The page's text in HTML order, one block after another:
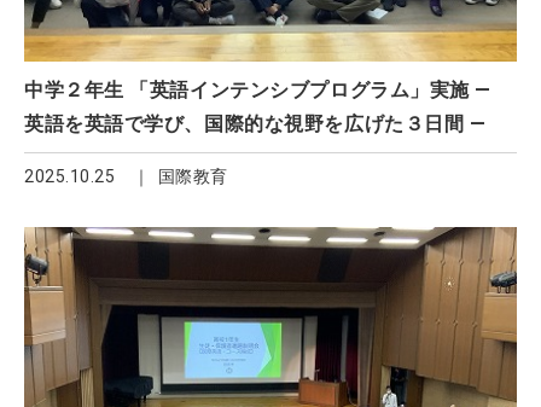
中学２年生 「英語インテンシブプログラム」実施 ―
英語を英語で学び、国際的な視野を広げた３日間 ―
2025.10.25 国際教育